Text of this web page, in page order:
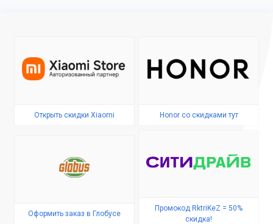
Открыть скидки Xiaomi Honor со скидками тут
Оформить заказ в Глобусе
Промокод RktriKeZ = 50%
скидка!